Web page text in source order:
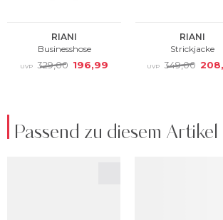
Passend zu diesem Artikel